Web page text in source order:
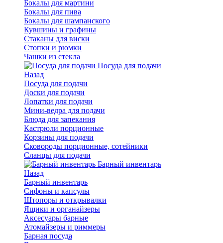
Бокалы для мартини
Бокалы для пива
Бокалы для шампанского
Кувшины и графины
Стаканы для виски
Стопки и рюмки
Чашки из стекла
Посуда для подачи
Назад
Посуда для подачи
Доски для подачи
Лопатки для подачи
Мини-ведра для подачи
Блюда для запекания
Кастрюли порционные
Корзины для подачи
Сковороды порционные, сотейники
Сланцы для подачи
Барный инвентарь
Назад
Барный инвентарь
Сифоны и капсулы
Штопоры и открывалки
Ящики и органайзеры
Аксесуары барные
Атомайзеры и риммеры
Барная посуда